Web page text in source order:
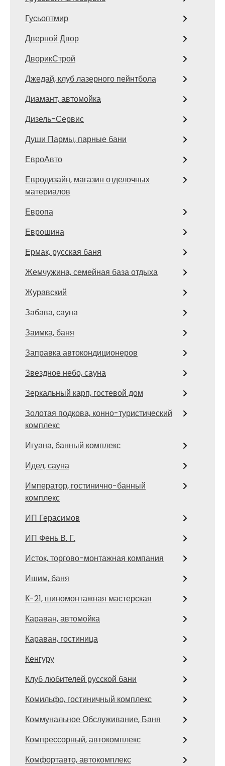
Гусьоптмир
Дверной Двор
ДворикСтрой
Джедай, клуб лазерного пейнтбола
Диамант, автомойка
Дизель-Сервис
Души Пармы, парные бани
ЕвроАвто
Евродизайн, магазин отделочных
материалов
Европа
Еврошина
Ермак, русская баня
Жемчужина, семейная база отдыха
Журавский
Забава, сауна
Заимка, баня
Заправка автокондиционеров
Звездное небо, сауна
Зеркальный карп, гостевой дом
Золотая подкова, конно-туристический
комплекс
Игуана, банный комплекс
Идел, сауна
Император, гостинично-банный
комплекс
ИП Герасимов
ИП Фень В. Г.
Исток, торгово-монтажная компания
Ишим, баня
К-21, шиномонтажная мастерская
Караван, автомойка
Караван, гостиница
Кенгуру
Клуб любителей русской бани
Комильфо, гостиничный комплекс
Коммунальное Обслуживание, Баня
Компрессорный, автокомплекс
Комфортавто, автокомплекс